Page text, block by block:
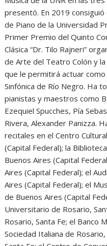
presentó. En 2019
de Piano de la Universidad
Primer Premio del Quinto
Clásica “Dr. Tilo Rajneri”
de Arte del Teatro Colón y la
que le permitirá actuar
Sinfónica de Río Negro. Ha
pianistas y maestros como
Ezequiel Spucches, Pía
Rivera, Alexander Panizza.
recitales en el Centro
(Capital Federal); la
Buenos Aires (Capital
Aires (Capital Federal); el
Aires (Capital Federal); el
de Buenos Aires (Capital
Universitario de Rosario,
Rosario, Santa Fe; el Banco
Sociedad Italiana de